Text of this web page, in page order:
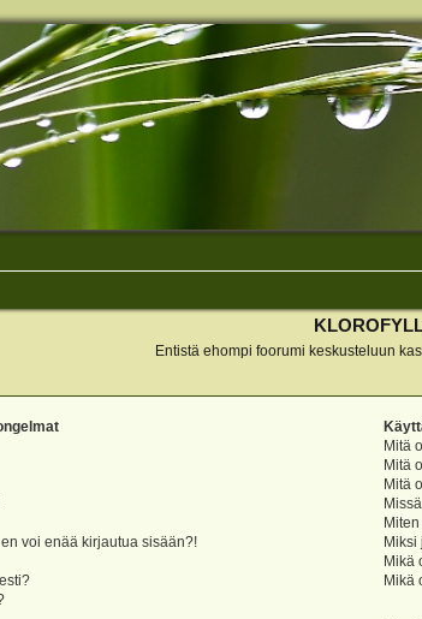
Entistä ehompi foorumi keskusteluun
voi enää kirjautua sisään?!
Mitä
Mitä
Mitä
Miksi
Mikä
Mikä